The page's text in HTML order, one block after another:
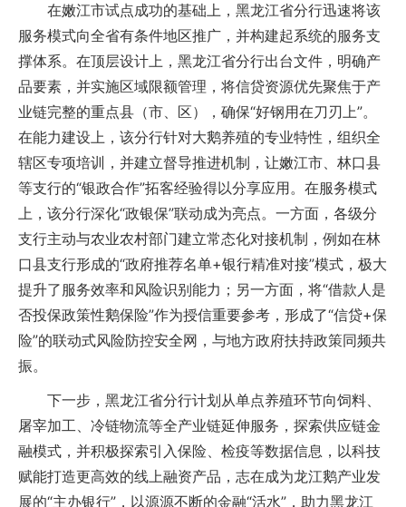
在嫩江市试点成功的基础上，黑龙江省分行迅速将该
服务模式向全省有条件地区推广，并构建起系统的服务支
撑体系。在顶层设计上，黑龙江省分行出台文件，明确产
品要素，并实施区域限额管理，将信贷资源优先聚焦于产
业链完整的重点县（市、区），确保“好钢用在刀刃上”。
在能力建设上，该分行针对大鹅养殖的专业特性，组织全
辖区专项培训，并建立督导推进机制，让嫩江市、林口县
等支行的“银政合作”拓客经验得以分享应用。在服务模式
上，该分行深化“政银保”联动成为亮点。一方面，各级分
支行主动与农业农村部门建立常态化对接机制，例如在林
口县支行形成的“政府推荐名单+银行精准对接”模式，极大
提升了服务效率和风险识别能力；另一方面，将“借款人是
否投保政策性鹅保险”作为授信重要参考，形成了“信贷+保
险”的联动式风险防控安全网，与地方政府扶持政策同频共
振。
下一步，黑龙江省分行计划从单点养殖环节向饲料、
屠宰加工、冷链物流等全产业链延伸服务，探索供应链金
融模式，并积极探索引入保险、检疫等数据信息，以科技
赋能打造更高效的线上融资产品，志在成为龙江鹅产业发
展的“主办银行”，以源源不断的金融“活水”，助力黑龙江